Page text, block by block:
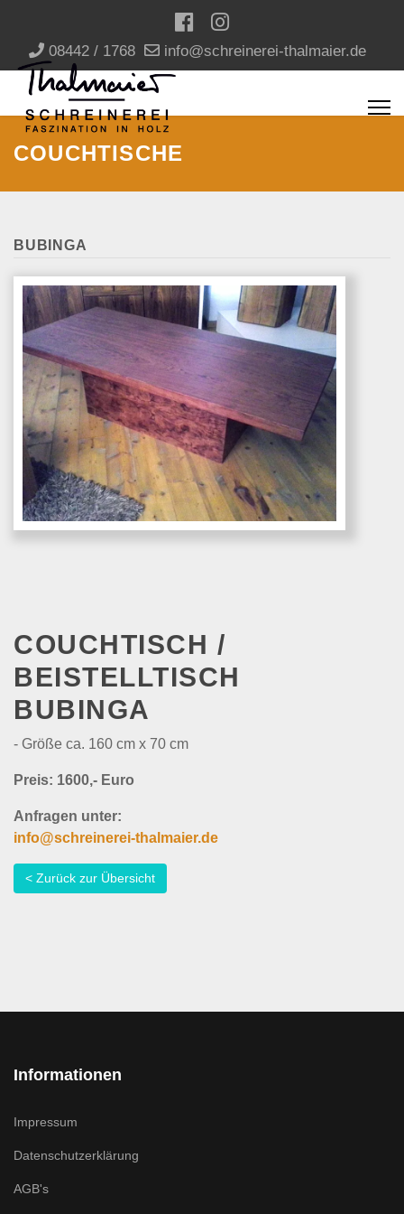
08442 / 1768 info@schreinerei-thalmaier.de
COUCHTISCHE
BUBINGA
COUCHTISCH /
BEISTELLTISCH
BUBINGA
- Größe ca. 160 cm x 70 cm
Preis: 1600,- Euro
Anfragen unter:
info@schreinerei-thalmaier.de
< Zurück zur Übersicht
Informationen
Impressum
Datenschutzerklärung
AGB's